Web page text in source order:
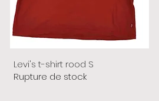
Levi's t-shirt rood S
Rupture de stock